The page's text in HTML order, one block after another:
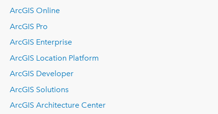
ArcGIS Online
ArcGIS Pro
ArcGIS Enterprise
ArcGIS Location Platform
ArcGIS Developer
ArcGIS Solutions
ArcGIS Architecture Center